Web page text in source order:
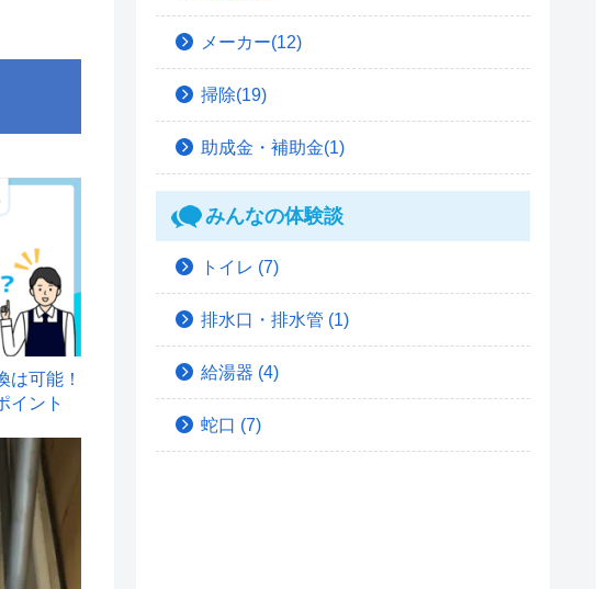
は可能！
イント
メーカー(12)
掃除(19)
助成金・補助金(1)
みんなの体験談
トイレ (7)
排水口・排水管 (1)
給湯器 (4)
蛇口 (7)